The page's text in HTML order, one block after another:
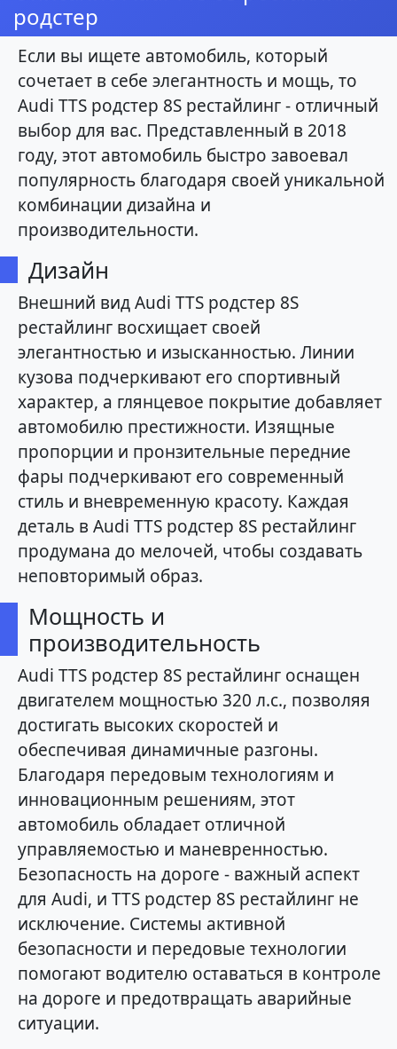
родстер
Если вы ищете автомобиль, который
сочетает в себе элегантность и мощь, то
Audi TTS родстер 8S рестайлинг - отличный
выбор для вас. Представленный в 2018
году, этот автомобиль быстро завоевал
популярность благодаря своей уникальной
комбинации дизайна и
производительности.
Дизайн
Внешний вид Audi TTS родстер 8S
рестайлинг восхищает своей
элегантностью и изысканностью. Линии
кузова подчеркивают его спортивный
характер, а глянцевое покрытие добавляет
автомобилю престижности. Изящные
пропорции и пронзительные передние
фары подчеркивают его современный
стиль и вневременную красоту. Каждая
деталь в Audi TTS родстер 8S рестайлинг
продумана до мелочей, чтобы создавать
неповторимый образ.
Мощность и
производительность
Audi TTS родстер 8S рестайлинг оснащен
двигателем мощностью 320 л.с., позволяя
достигать высоких скоростей и
обеспечивая динамичные разгоны.
Благодаря передовым технологиям и
инновационным решениям, этот
автомобиль обладает отличной
управляемостью и маневренностью.
Безопасность на дороге - важный аспект
для Audi, и TTS родстер 8S рестайлинг не
исключение. Системы активной
безопасности и передовые технологии
помогают водителю оставаться в контроле
на дороге и предотвращать аварийные
ситуации.